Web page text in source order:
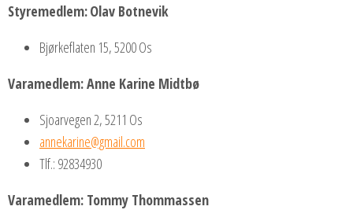
Styremedlem:Olav Botnevik
Bjørkeflaten 15, 5200 Os
Varamedlem:Anne Karine Midtbø
Sjoarvegen 2, 5211 Os
annekarine@gmail.com
Tlf.: 92834930
Varamedlem: Tommy Thommassen